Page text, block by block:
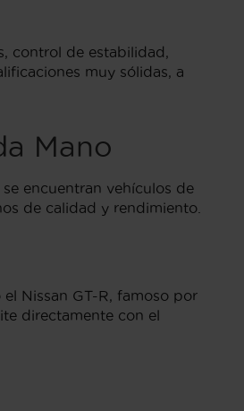
control de estabilidad,
muy sólidas, a
Mano
encuentran vehículos de
de calidad y rendimiento.
Nissan GT-R, famoso por
directamente con el